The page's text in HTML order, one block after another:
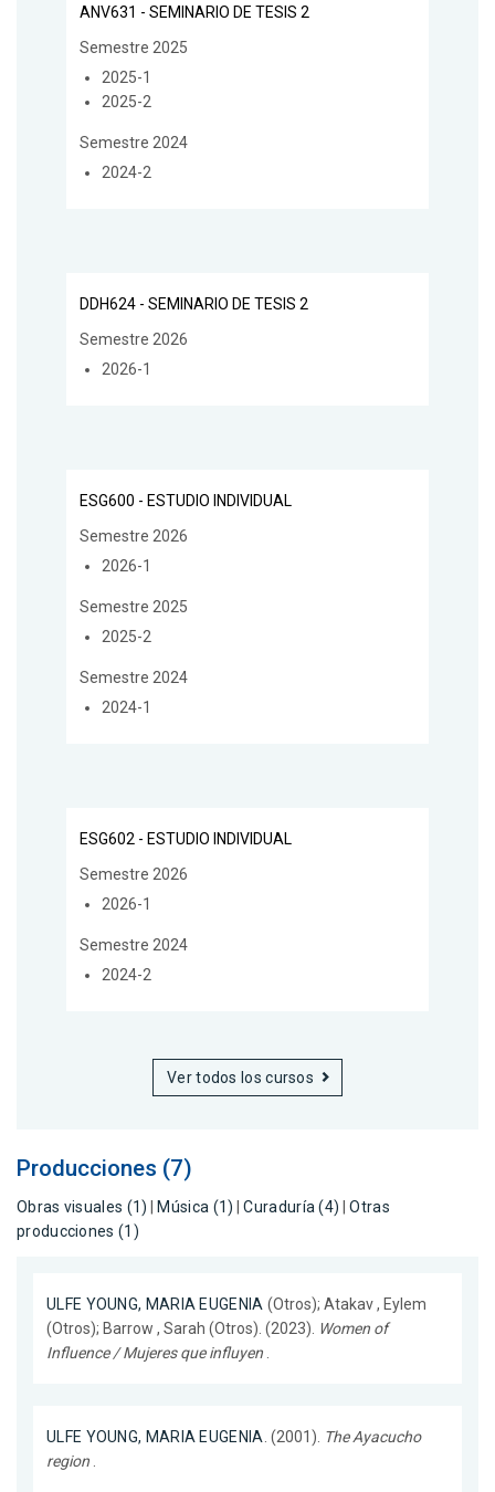
ANV631 - SEMINARIO DE TESIS 2
Semestre 2025
2025-1
2025-2
Semestre 2024
2024-2
DDH624 - SEMINARIO DE TESIS 2
Semestre 2026
2026-1
ESG600 - ESTUDIO INDIVIDUAL
Semestre 2026
2026-1
Semestre 2025
2025-2
Semestre 2024
2024-1
ESG602 - ESTUDIO INDIVIDUAL
Semestre 2026
2026-1
Semestre 2024
2024-2
Ver todos los cursos
Producciones (7)
Obras visuales (1) Música (1) |Curaduría (4) |Otras
producciones (1)
ULFE YOUNG, MARIA EUGENIA (Otros); Atakav , Eylem
(Otros); Barrow , Sarah (Otros). (2023). Women of
Influence / Mujeres que influyen .
ULFE YOUNG, MARIA EUGENIA. (2001). The Ayacucho
region .